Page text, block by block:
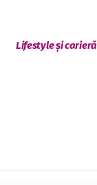
Lifestyle și carieră